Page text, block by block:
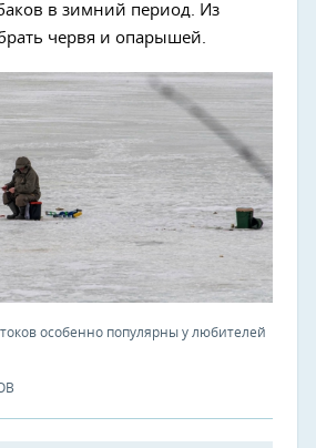
в зимний период. Из
червя и опарышей.
особенно популярны у любителей